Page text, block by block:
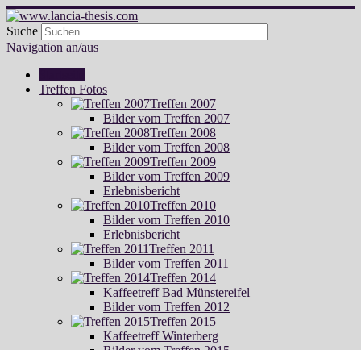
Suche
Navigation an/aus
Treffen Fotos
Treffen 2007
Bilder vom Treffen 2007
Treffen 2008
Bilder vom Treffen 2008
Treffen 2009
Bilder vom Treffen 2009
Erlebnisbericht
Treffen 2010
Bilder vom Treffen 2010
Erlebnisbericht
Treffen 2011
Bilder vom Treffen 2011
Treffen 2014
Kaffeetreff Bad Münstereifel
Bilder vom Treffen 2012
Treffen 2015
Kaffeetreff Winterberg